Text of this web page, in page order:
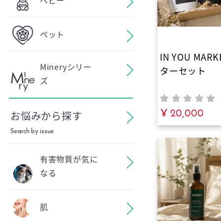
ペット
Mineryシリー
ズ
お悩みから探す
Search by issue
有害物質が気に
なる
肌
IN YOU
ターセット
¥ 20,000